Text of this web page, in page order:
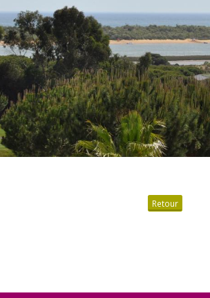
Retour